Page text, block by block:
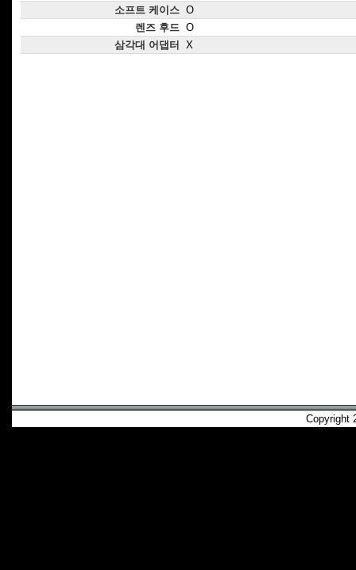
소프트 케이스 O
렌즈 후드 O
삼각대 어댑터
X
Copyright